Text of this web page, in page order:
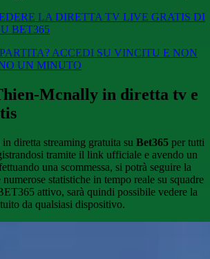
LA DIRETTA TV LIVE GRATIS DI
BET365
ACCEDI SU VINCITU E NON
UN MINUTO
Mcnally in diretta tv e
in diretta streaming gratuita su Bet365 per tutti
tramite il link ufficiale e avendo un
una scommessa, si potrà seguire la
statistiche in tempo reale su squadre
attivo, sarà quindi possibile vedere la
da qualsiasi dispositivo.